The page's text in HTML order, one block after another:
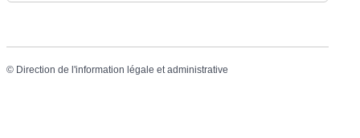
© Direction de l'information légale et administrative